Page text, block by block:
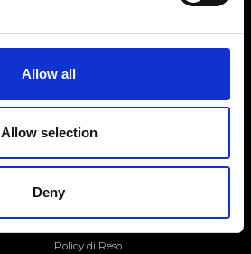
Allow all
Allow selection
Deny
Spedizione e Consegna
Policy di Reso